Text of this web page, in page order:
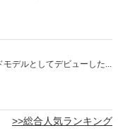
デルとしてデビューした...
>>総合人気ランキング